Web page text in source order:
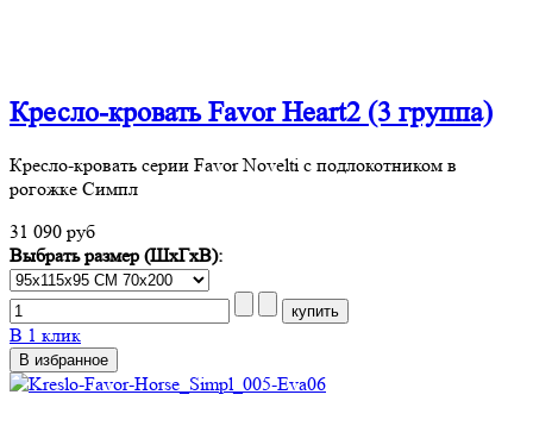
Кресло-кровать Favor Heart2 (3 группа)
Кресло-кровать серии Favor Novelti с подлокотником в
рогожке Симпл
31 090 руб
Выбрать размер (ШхГхВ):
В 1 клик
В избранное